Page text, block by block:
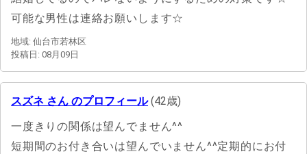
可能な男性は連絡お願いします☆
地域: 仙台市若林区
投稿日: 08月09日
スズネ さん のプロフィール(42歳)
一度きりの関係は望んでません^^
短期間のお付き合いは望んでいません^^定期的にお付